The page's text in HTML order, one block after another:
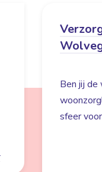
Ben jij de
sfeer